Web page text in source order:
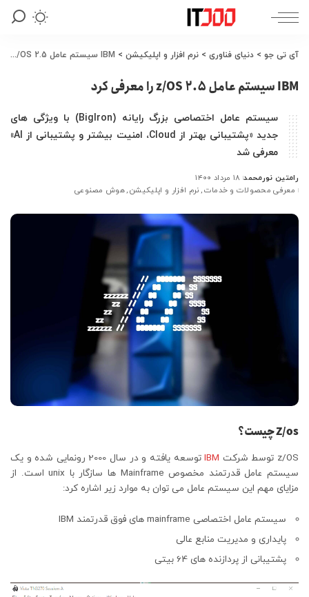
آی تی جو > دنیای فناوری > نرم افزار و اپلیکیشن > IBM سیستم عامل 2.5 z/OS را معرفی کرد
IBM سیستم عامل 2.5 z/OS را معرفی کرد
سیستم عامل اختصاصی بزرگ رایانه (BigIron) با ویژگی های
جدید «پشتیبانی بهتر از Cloud، امنیت بیشتر و پشتیبانی از AI»
معرفی شد
ارسال
شده
رامتین نورمحمد ۱۸ مرداد ۱۴۰۰
معرفی محصولات و خدمات نرم افزار و اپلیکیشن هوش مصنوعی
Z/os چیست؟
z/OS توسط شرکت IBM
توسعه یافته و در سال 2000 رونمایی شده و یک
سیستم عامل قدرتمند مخصوص Mainframe ها سازگار با unix است. از
مزایای مهم این سیستم عامل می توان به موارد زیر اشاره کرد:
سیستم عامل اختصاصی mainframe های فوق قدرتمند IBM
پایداری و مدیریت منابع عالی
پشتیبانی از پردازنده های 64 بیتی